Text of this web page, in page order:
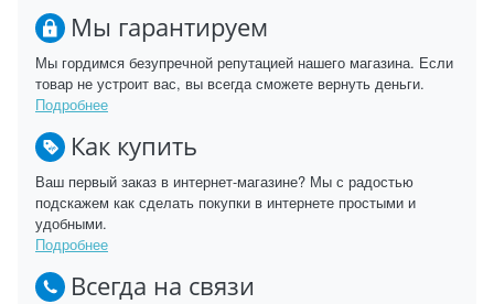
Мы гарантируем
Мы гордимся безупречной репутацией нашего магазина. Если
товар не устроит вас, вы всегда сможете вернуть деньги.
Подробнее
Как купить
Ваш первый заказ в интернет-магазине? Мы с радостью
подскажем как сделать покупки в интернете простыми и
удобными.
Подробнее
Всегда на связи